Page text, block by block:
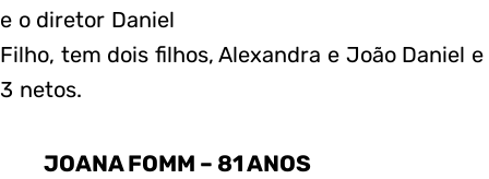
e o diretor Daniel
Filho, tem dois filhos, Alexandra e João Daniel e
3 netos.
JOANA FOMM – 81 ANOS